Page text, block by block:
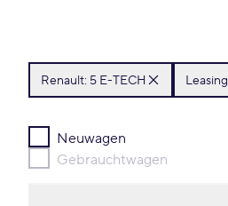
Renault: 5 E-TECH Leasing
Neuwagen
Gebrauchtwagen